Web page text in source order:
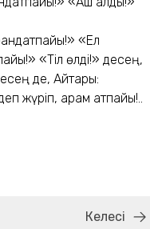
«Ел
«Тіл өлді!» десең,
де, Айтары:
жүріп, арам қатпайық!..
Келесі